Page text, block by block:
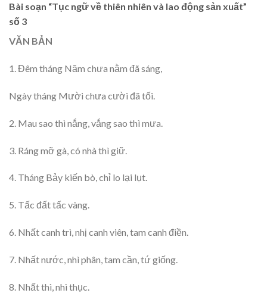
Bài soạn “Tục ngữ về thiên nhiên và lao động sản xuất”
số 3
VĂN BẢN
1. Đêm tháng Năm chưa nằm đã sáng,
Ngày tháng Mười chưa cười đã tối.
2. Mau sao thì nắng, vắng sao thì mưa.
3. Ráng mỡ gà, có nhà thì giữ.
4. Tháng Bảy kiến bò, chỉ lo lại lụt.
5. Tấc đất tấc vàng.
6. Nhất canh trì, nhị canh viên, tam canh điền.
7. Nhất nước, nhì phân, tam cần, tứ giống.
8. Nhất thì, nhì thục.